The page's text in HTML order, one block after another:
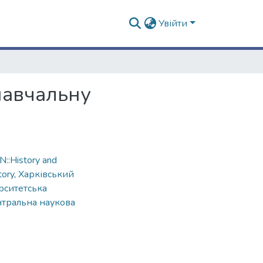
Увійти
and
, Харківський
наукова